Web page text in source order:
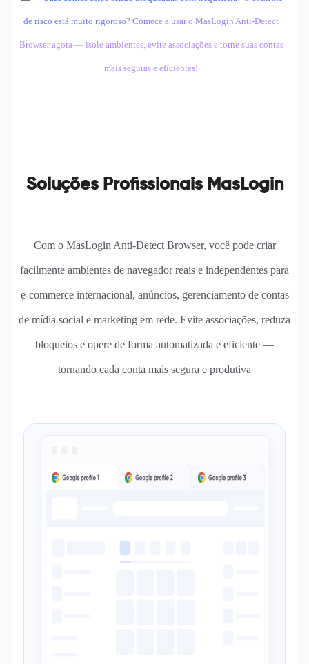
de risco está muito rigoroso? Comece a usar o MasLogin Anti-Detect
Browser agora — isole ambientes, evite associações e torne suas contas
mais seguras e eficientes!
Soluções Profissionais MasLogin
Com o MasLogin Anti-Detect Browser, você pode criar
facilmente ambientes de navegador reais e independentes para
e-commerce internacional, anúncios, gerenciamento de contas
de mídia social e marketing em rede. Evite associações, reduza
bloqueios e opere de forma automatizada e eficiente —
tornando cada conta mais segura e produtiva